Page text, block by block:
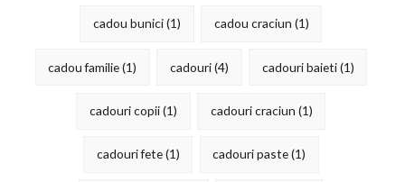
cadou bunici(1) cadou craciun (1)
cadou familie(1) cadouri(4) cadouri baieti(1)
cadouri copii(1) cadouri craciun (1)
cadouri fete(1) cadouri paste(1)